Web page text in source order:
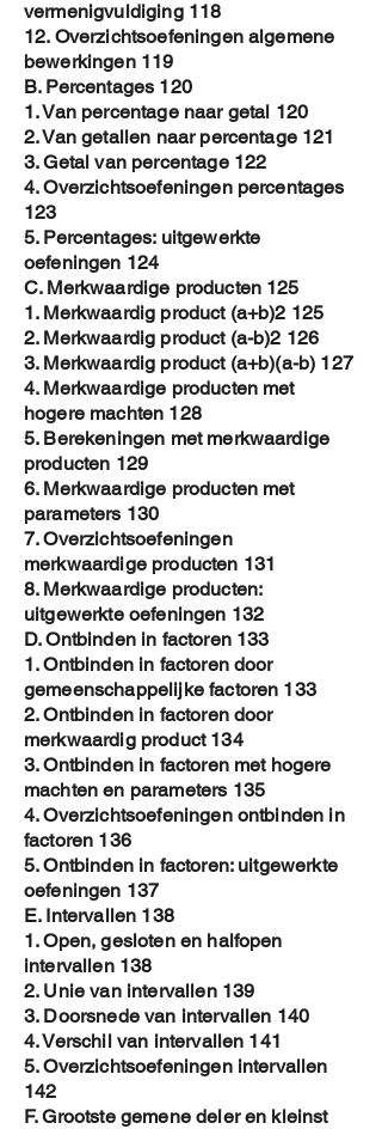
vermenigvuldiging 118
12. Overzichtsoefeningen algemene
bewerkingen 119
B. Percentages 120
1. Van percentage naar getal 120
2. Van getallen naar percentage 121
3. Getal van percentage 122
4. Overzichtsoefeningen percentages
123
5. Percentages: uitgewerkte
oefeningen 124
C. Merkwaardige producten 125
1. Merkwaardig product (a+b)2 125
2. Merkwaardig product (a-b)2 126
3. Merkwaardig product (a+b)(a-b) 127
4. Merkwaardige producten met
hogere machten 128
5. Berekeningen met merkwaardige
producten 129
6. Merkwaardige producten met
parameters 130
7. Overzichtsoefeningen
merkwaardige producten 131
8. Merkwaardige producten:
uitgewerkte oefeningen 132
D. Ontbinden in factoren 133
1. Ontbinden in factoren door
gemeenschappelijke factoren 133
2. Ontbinden in factoren door
merkwaardig product 134
3. Ontbinden in factoren met hogere
machten en parameters 135
4. Overzichtsoefeningen ontbinden in
factoren 136
5. Ontbinden in factoren: uitgewerkte
oefeningen 137
E. Intervallen 138
1. Open, gesloten en halfopen
intervallen 138
2. Unie van intervallen 139
3. Doorsnede van intervallen 140
4. Verschil van intervallen 141
5. Overzichtsoefeningen intervallen
142
F. Grootste gemene deler en kleinst